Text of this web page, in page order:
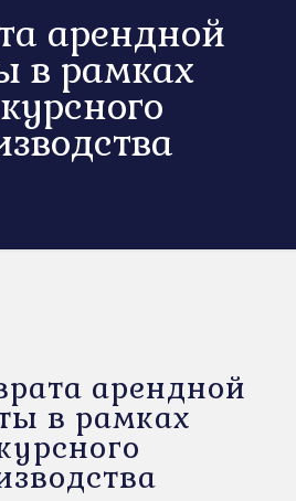
арендной
в рамках
арендной
в рамках